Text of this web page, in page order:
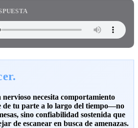
nervioso necesita comportamiento
de tu parte a lo largo del tiempo—no
sino confiabilidad sostenida que
de escanear en busca de amenazas.